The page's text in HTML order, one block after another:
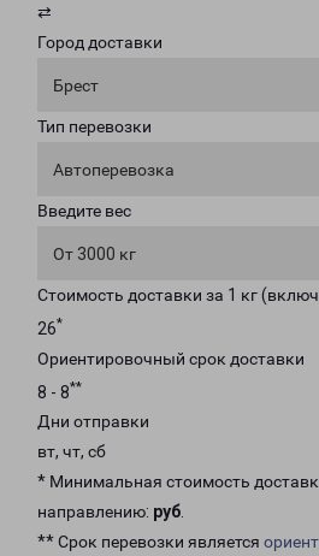
⇄
Город доставки
Брест
Тип перевозки
Автоперевозка
Введите вес
От 3000 кг
Стоимость доставки за 1 кг
26*
Ориентировочный срок доставки
8 - 8**
Дни отправки
вт, чт, сб
* Минимальная стоимость
направлению: руб.
** Срок перевозки является